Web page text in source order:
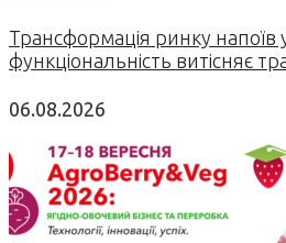
Трансформація ринку напоїв
функціональність витісняє
06.08.2026